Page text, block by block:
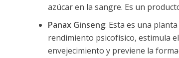
azúcar en la sangre. Es un
Panax Ginseng: Esta es una
rendimiento psicofísico, estimula
envejecimiento y previene la